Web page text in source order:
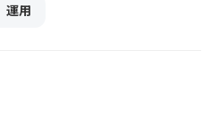
運用